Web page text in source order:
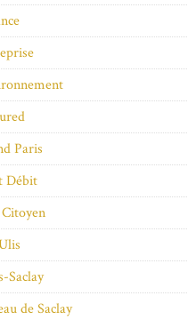
Paris
Débit
Saclay
de Saclay